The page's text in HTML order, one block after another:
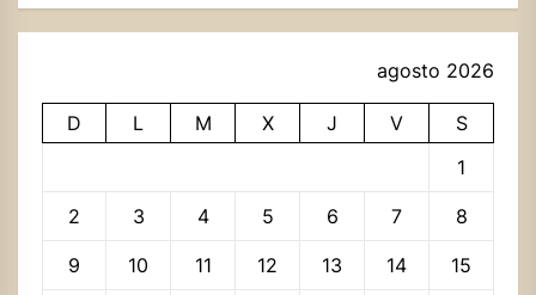
agosto 2026
D L M X J V
S
1
2 3 4 5 6 7 8
9 10 11 12 13 14 15